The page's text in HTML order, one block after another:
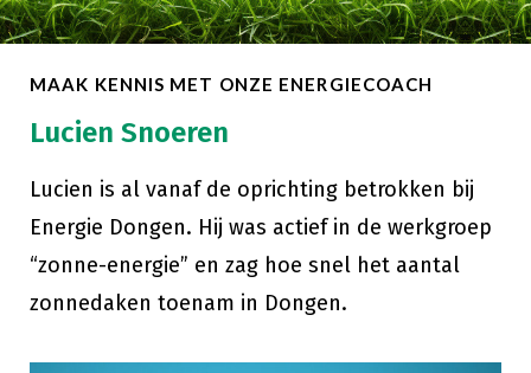
MAAK KENNIS MET ONZE ENERGIECOACH
Lucien Snoeren
Lucien is al vanaf de oprichting betrokken bij
Energie Dongen. Hij was actief in de werkgroep
“zonne-energie” en zag hoe snel het aantal
zonnedaken toenam in Dongen.